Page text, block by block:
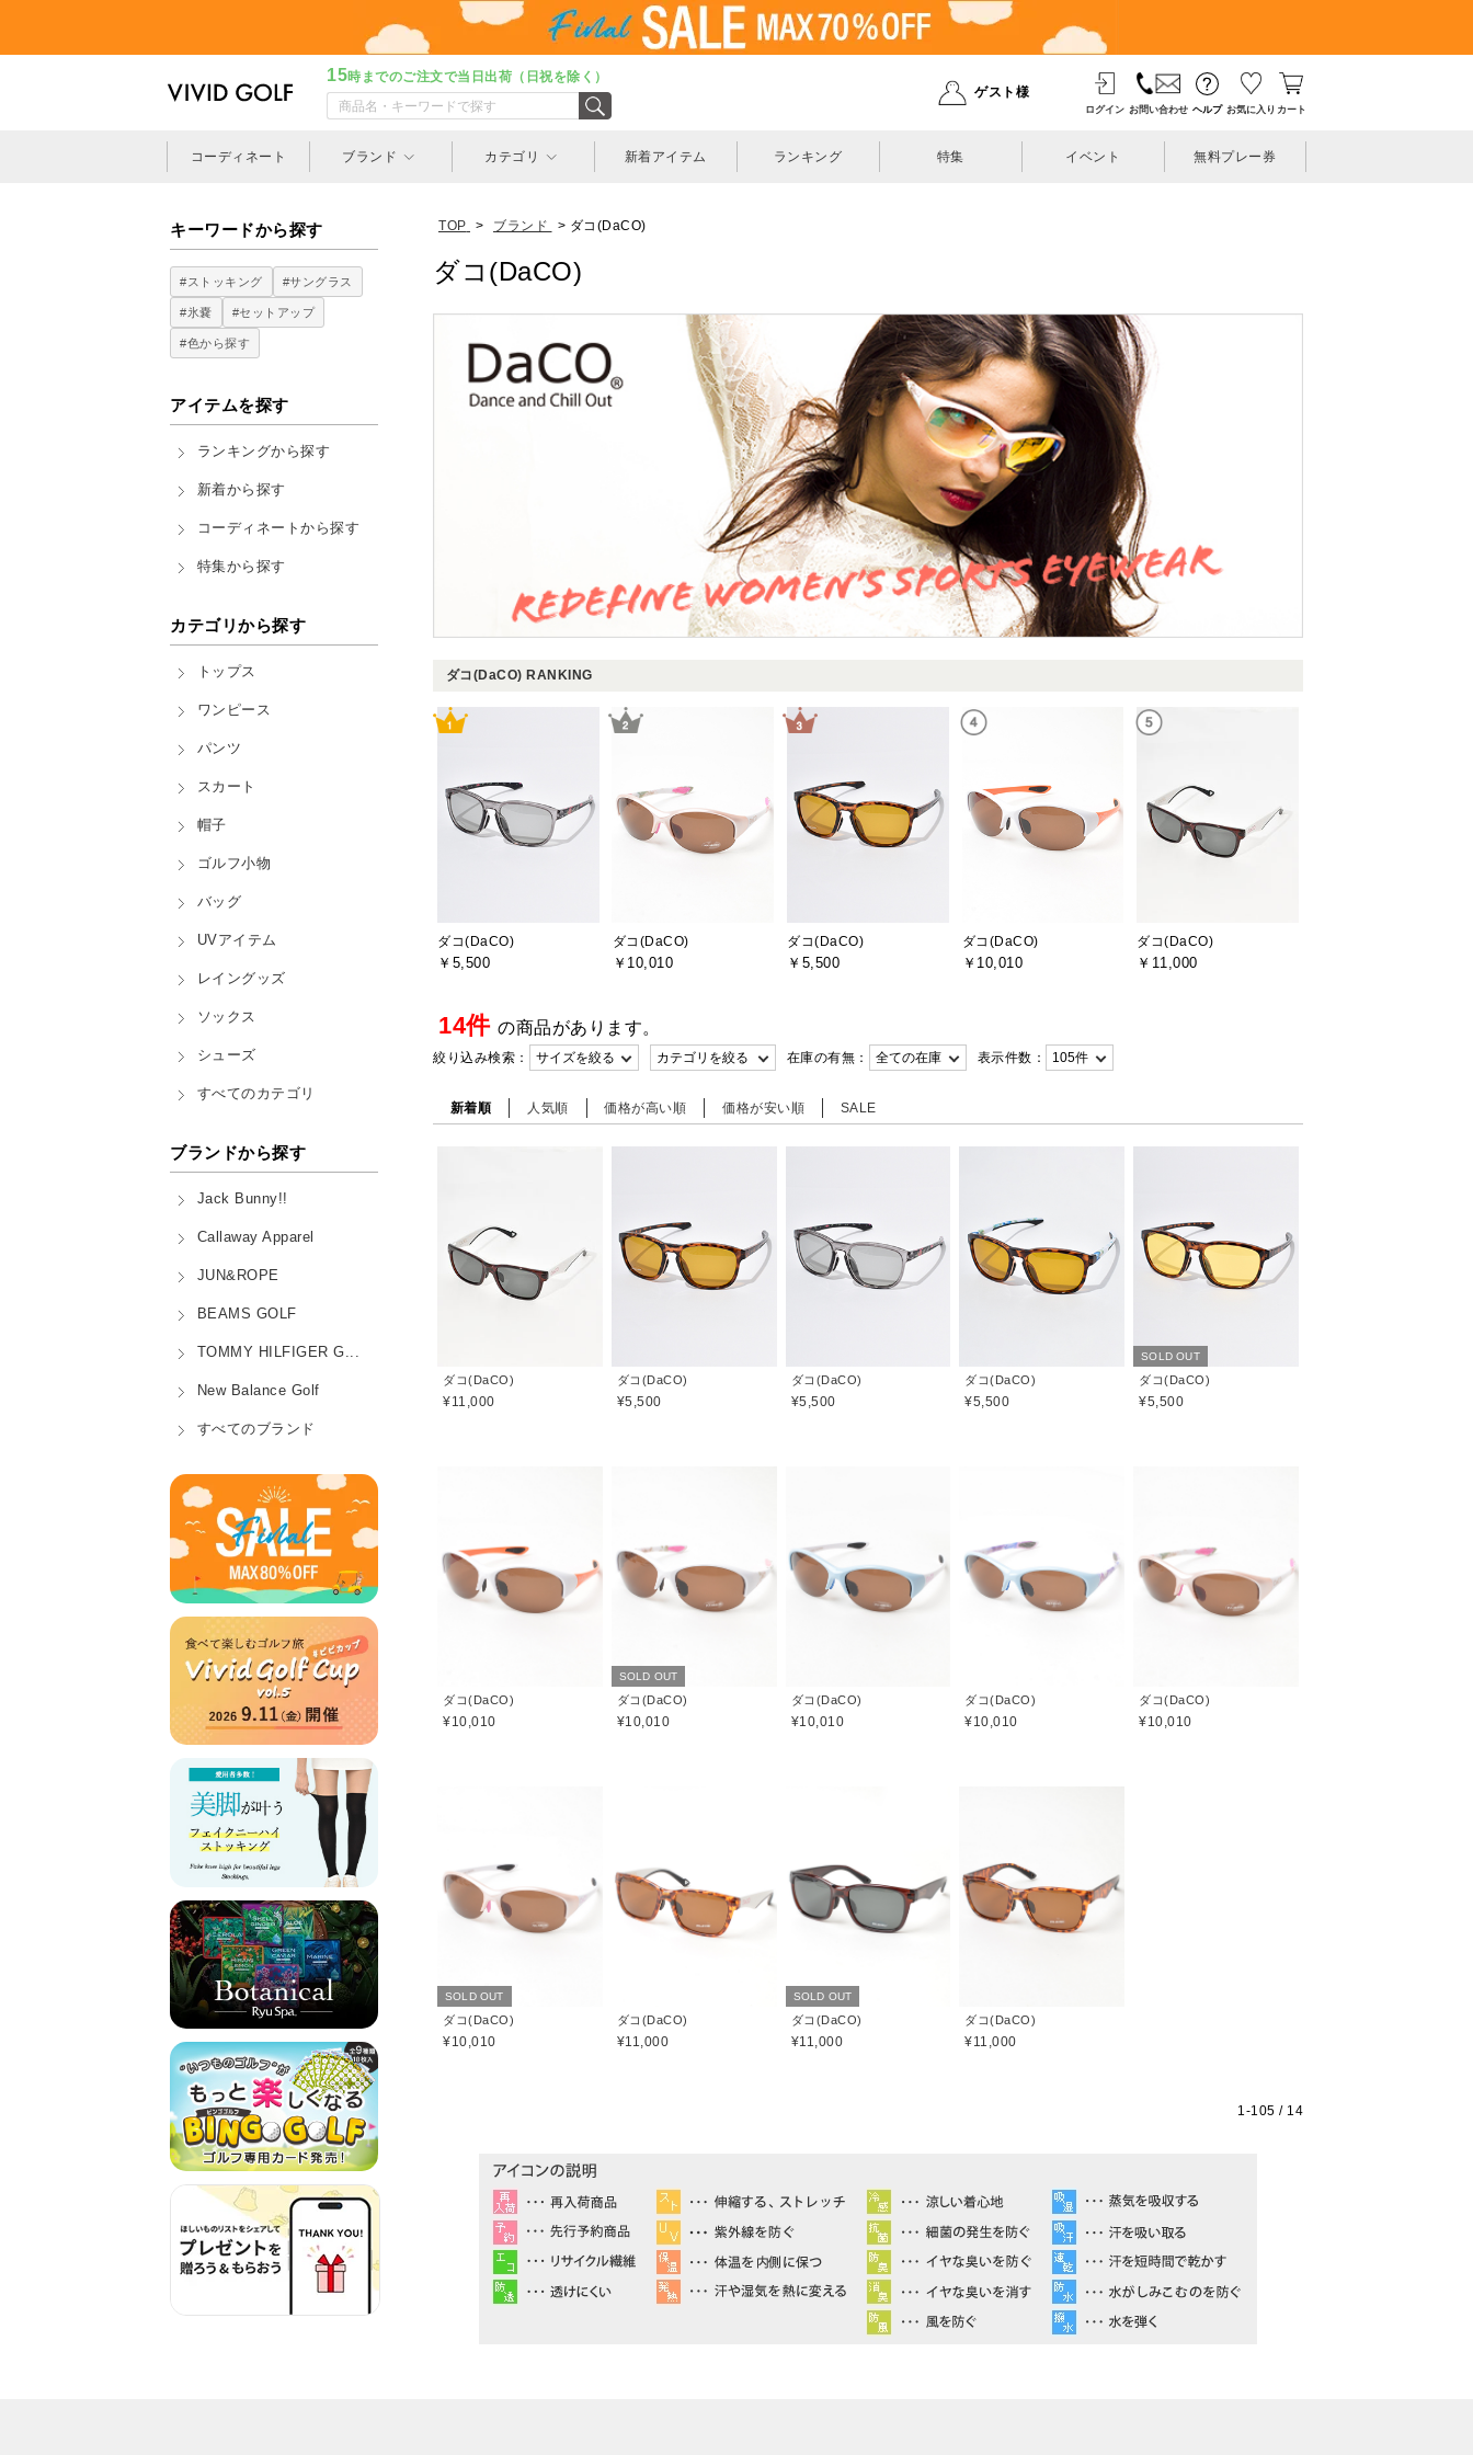
15時までのご注文で当日出荷（日祝を除く）
ゲスト様
ログイン お問い合わせ ヘルプ お気に入り カート
コーディネート ブランド カテゴリ 新着アイテム ランキング 特集 イベント 無料プレー券
キーワードから探す
#ストッキング #サングラス
#氷嚢 #セットアップ
#色から探す
アイテムを探す
ランキングから探す
新着から探す
コーディネートから探す
特集から探す
カテゴリから探す
トップス
ワンピース
パンツ
スカート
帽子
ゴルフ小物
バッグ
UVアイテム
レイングッズ
ソックス
シューズ
すべてのカテゴリ
ブランドから探す
Jack Bunny!!
Callaway Apparel
JUN&ROPE
BEAMS GOLF
TOMMY HILFIGER G...
New Balance Golf
すべてのブランド
TOP > ブランド > ダコ(DaCO)
ダコ(DaCO)
ダコ(DaCO) RANKING
ダコ(DaCO)
￥5,500
ダコ(DaCO)
￥10,010
ダコ(DaCO)
￥5,500
ダコ(DaCO)
￥10,010
ダコ(DaCO)
￥11,000
14件 の商品があります。
絞り込み検索： 在庫の有無： 表示件数：
新着順 人気順 価格が高い順 価格が安い順 SALE
ダコ(DaCO)
¥11,000
ダコ(DaCO)
¥5,500
ダコ(DaCO)
¥5,500
ダコ(DaCO)
¥5,500
SOLD OUT
ダコ(DaCO)
¥5,500
ダコ(DaCO)
¥10,010
SOLD OUT
ダコ(DaCO)
¥10,010
ダコ(DaCO)
¥10,010
ダコ(DaCO)
¥10,010
ダコ(DaCO)
¥10,010
SOLD OUT
ダコ(DaCO)
¥10,010
ダコ(DaCO)
¥11,000
SOLD OUT
ダコ(DaCO)
¥11,000
ダコ(DaCO)
¥11,000
1-105 / 14